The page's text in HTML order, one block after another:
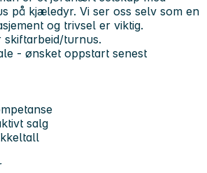
på kjæledyr. Vi ser oss selv som en
og trivsel er viktig.
turnus.
- ønsket oppstart senest
salg